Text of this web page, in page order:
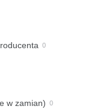
w zamian)